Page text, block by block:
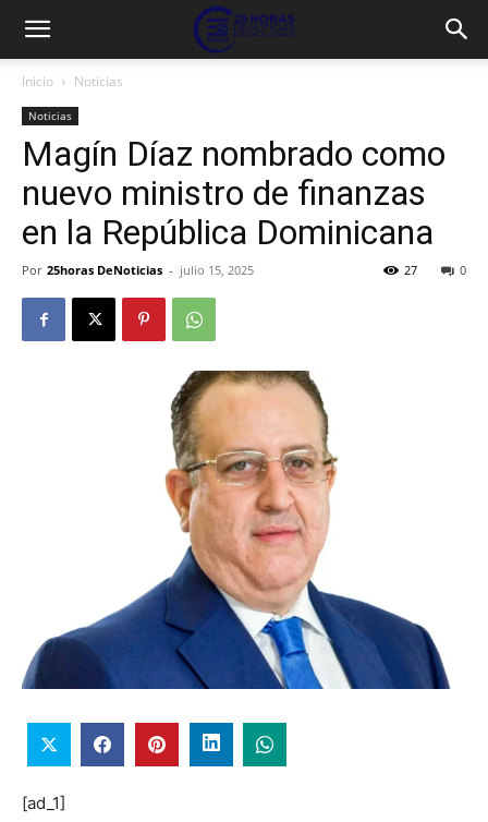
Inicio Noticias
Noticias
Magín Díaz nombrado como
nuevo ministro de finanzas
en la República Dominicana
Por 25horas DeNoticias - julio 15, 2025 0
27
[ad_1]